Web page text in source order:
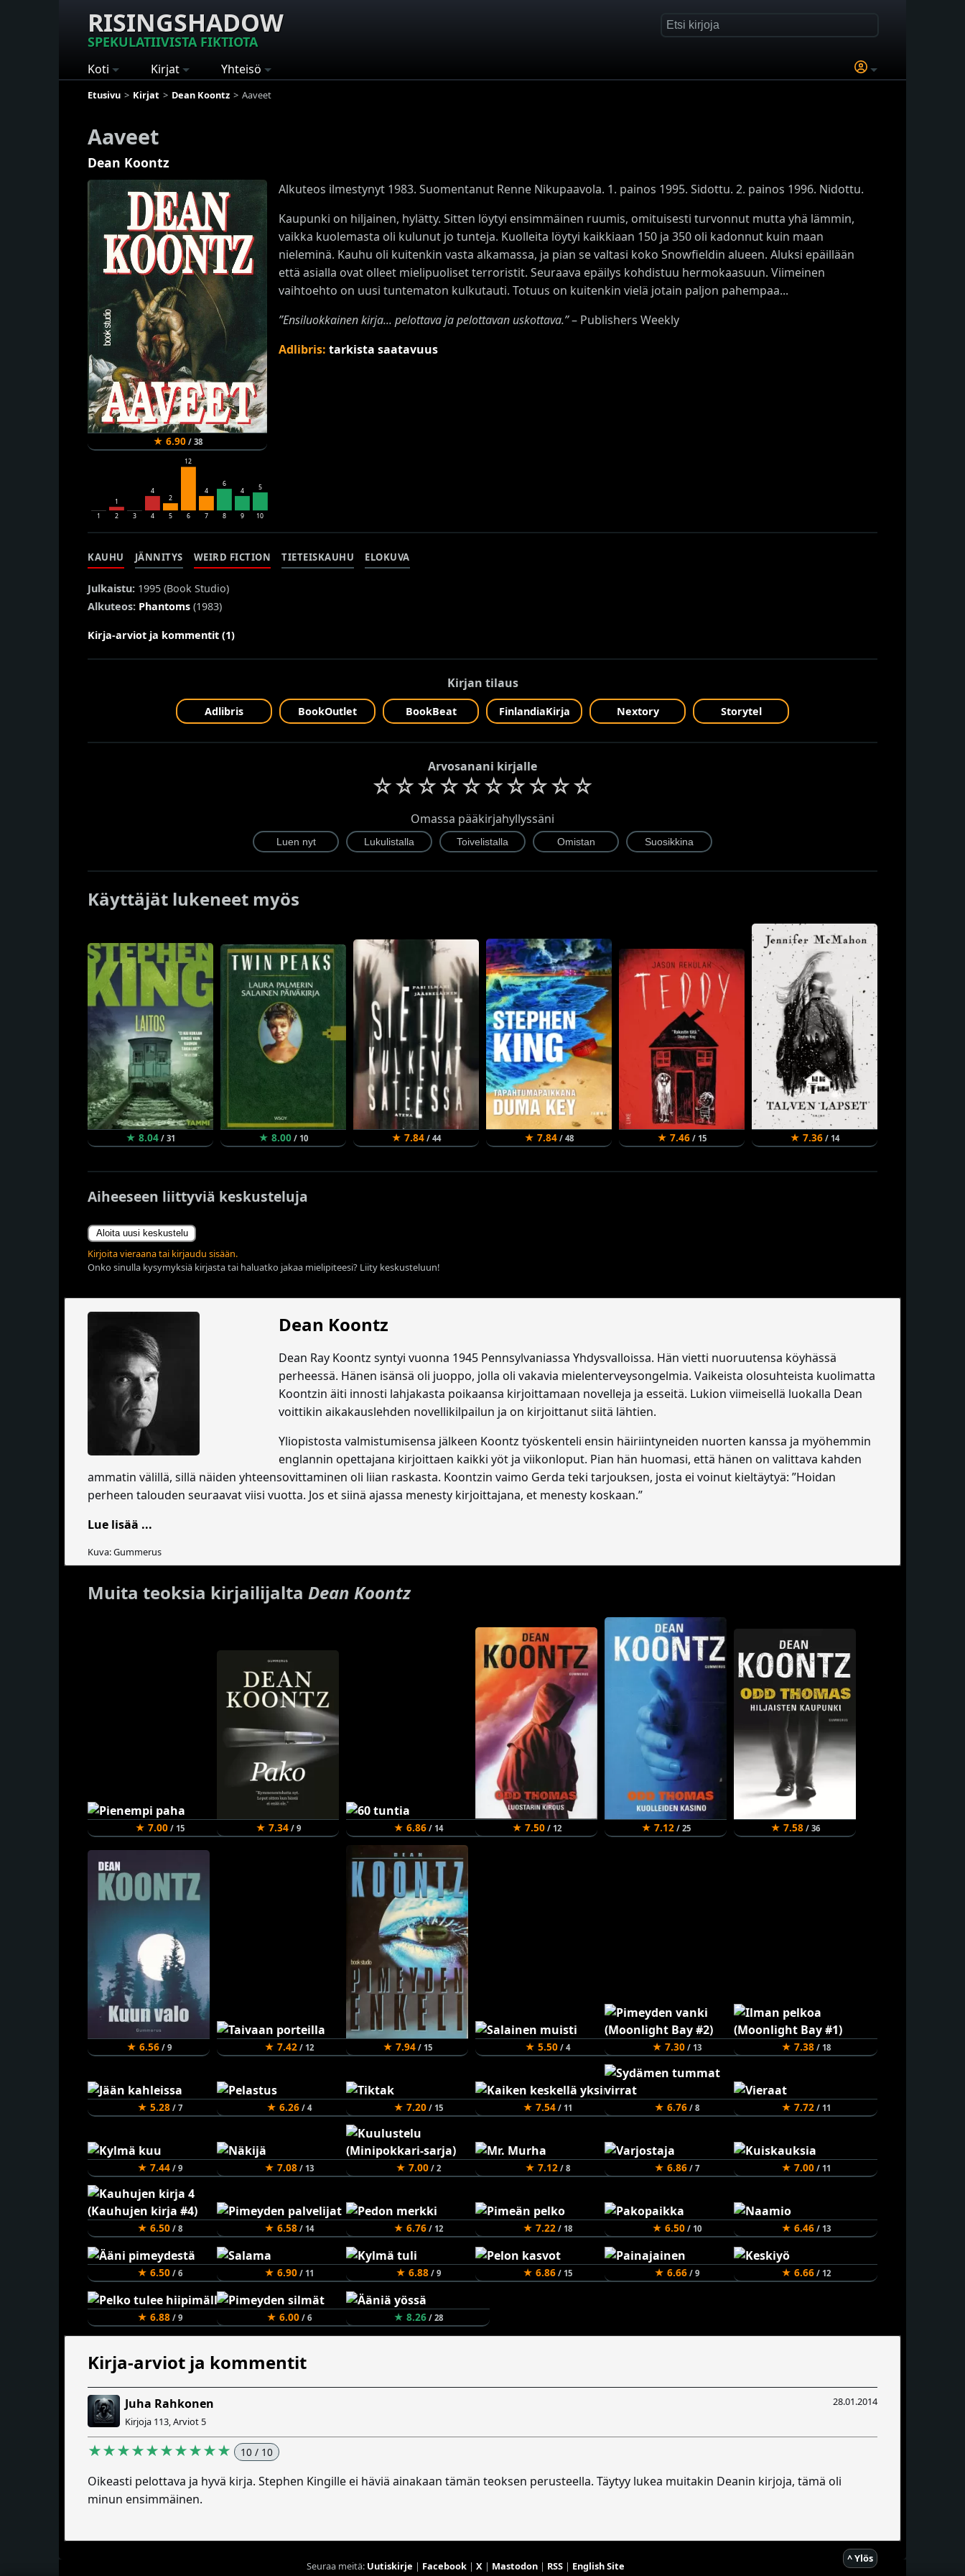
RISINGSHADOW
SPEKULATIIVISTA FIKTIOTA
Koti Kirjat Yhteisö
Etusivu Kirjat Dean Koontz Aaveet
Aaveet
Dean Koontz
★ 6.90/ 38
1
1
2
3
4
4
2
5
12
6
4
7
6
8
4
9
5
10
Alkuteos ilmestynyt 1983. Suomentanut Renne Nikupaavola. 1. painos 1995. Sidottu. 2. painos 1996. Nidottu.
Kaupunki on hiljainen, hylätty. Sitten löytyi ensimmäinen ruumis, omituisesti turvonnut mutta yhä lämmin,
vaikka kuolemasta oli kulunut jo tunteja. Kuolleita löytyi kaikkiaan 150 ja 350 oli kadonnut kuin maan
nieleminä. Kauhu oli kuitenkin vasta alkamassa, ja pian se valtasi koko Snowfieldin alueen. Aluksi epäillään
että asialla ovat olleet mielipuoliset terroristit. Seuraava epäilys kohdistuu hermokaasuun. Viimeinen
vaihtoehto on uusi tuntematon kulkutauti. Totuus on kuitenkin vielä jotain paljon pahempaa...
”Ensiluokkainen kirja... pelottava ja pelottavan uskottava.”– Publishers Weekly
Adlibris: tarkista saatavuus
KAUHU JÄNNITYS WEIRD FICTION TIETEISKAUHU ELOKUVA
Julkaistu: 1995 (Book Studio)
Alkuteos: Phantoms (1983)
Kirja-arviot ja kommentit (1)
Kirjan tilaus
Adlibris BookOutlet BookBeat FinlandiaKirja Nextory Storytel
Arvosanani kirjalle
☆☆☆☆☆☆☆☆☆☆
Omassa pääkirjahyllyssäni
Käyttäjät lukeneet myös
★ 8.04 / 31 ★ 8.00 / 10 ★ 7.84 / 44 ★ 7.84 / 48 ★ 7.46 / 15 ★ 7.36 / 14
Aiheeseen liittyviä keskusteluja
Aloita uusi keskustelu
Kirjoita vieraana tai kirjaudu sisään.
Onko sinulla kysymyksiä kirjasta tai haluatko jakaa mielipiteesi? Liity keskusteluun!
Dean Koontz
Dean Ray Koontz syntyi vuonna 1945 Pennsylvaniassa Yhdysvalloissa. Hän vietti nuoruutensa köyhässä
perheessä. Hänen isänsä oli juoppo, jolla oli vakavia mielenterveysongelmia. Vaikeista olosuhteista kuolimatta
Koontzin äiti innosti lahjakasta poikaansa kirjoittamaan novelleja ja esseitä. Lukion viimeisellä luokalla Dean
voittikin aikakauslehden novellikilpailun ja on kirjoittanut siitä lähtien.
Yliopistosta valmistumisensa jälkeen Koontz työskenteli ensin häiriintyneiden nuorten kanssa ja myöhemmin
englannin opettajana kirjoittaen kaikki yöt ja viikonloput. Pian hän huomasi, että hänen on valittava kahden
ammatin välillä, sillä näiden yhteensovittaminen oli liian raskasta. Koontzin vaimo Gerda teki tarjouksen, josta ei voinut kieltäytyä: ”Hoidan
perheen talouden seuraavat viisi vuotta. Jos et siinä ajassa menesty kirjoittajana, et menesty koskaan.”
Lue lisää ...
Kuva: Gummerus
Muita teoksia kirjailijalta Dean Koontz
★ 7.00/ 15 ★ 7.34/ 9 ★ 6.86/ 14 ★ 7.50/ 12 ★ 7.12/ 25 ★ 7.58/ 36
★ 6.56/ 9 ★ 7.42/ 12 ★ 7.94/ 15 ★ 5.50/ 4 ★ 7.30/ 13 ★ 7.38/ 18
★ 5.28/ 7 ★ 6.26/ 4 ★ 7.20/ 15 ★ 7.54/ 11 ★ 6.76/ 8 ★ 7.72/ 11
★ 7.44/ 9 ★ 7.08/ 13 ★ 7.00/ 2 ★ 7.12/ 8 ★ 6.86/ 7 ★ 7.00/ 11
★ 6.50/ 8 ★ 6.58/ 14 ★ 6.76/ 12 ★ 7.22/ 18 ★ 6.50/ 10 ★ 6.46/ 13
★ 6.50/ 6 ★ 6.90/ 11 ★ 6.88/ 9 ★ 6.86/ 15 ★ 6.66/ 9 ★ 6.66/ 12
★ 6.88/ 9 ★ 6.00/ 6 ★ 8.26/ 28
Kirja-arviot ja kommentit
28.01.2014
Juha Rahkonen
Kirjoja 113, Arviot 5
★★★★★★★★★★ 10 / 10
Oikeasti pelottava ja hyvä kirja. Stephen Kingille ei häviä ainakaan tämän teoksen perusteella. Täytyy lukea muitakin Deanin kirjoja, tämä oli
minun ensimmäinen.
^ Ylös
Seuraa meitä: Uutiskirje | Facebook| X | Mastodon| RSS| English Site